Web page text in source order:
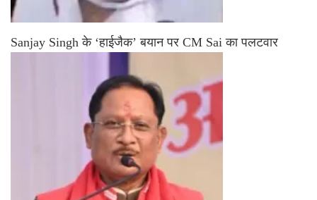
Sanjay Singh के ‘हाईजैक’ बयान पर CM Sai का पलटवार